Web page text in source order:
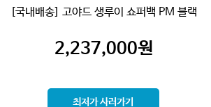
[국내배송] 고야드 생루이 쇼퍼백 PM 블랙
2,237,000원
최저가 사러가기